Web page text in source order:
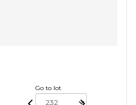
Go to lot